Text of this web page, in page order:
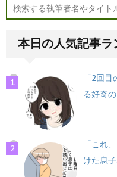
本日の人気記事ラ
「2回
る好奇
「これ
けた息